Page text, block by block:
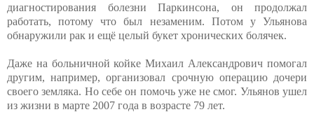
диагностирования болезни Паркинсона, он продолжал
работать, потому что был незаменим. Потом у Ульянова
обнаружили рак и ещё целый букет хронических болячек.
Даже на больничной койке Михаил Александрович помогал
другим, например, организовал срочную операцию дочери
своего земляка. Но себе он помочь уже не смог. Ульянов ушел
из жизни в марте 2007 года в возрасте 79 лет.